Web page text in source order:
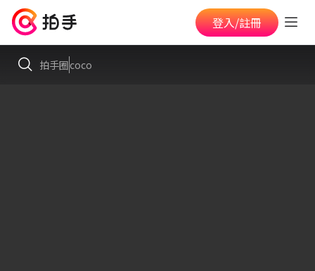
登入/註冊
拍手圈coco